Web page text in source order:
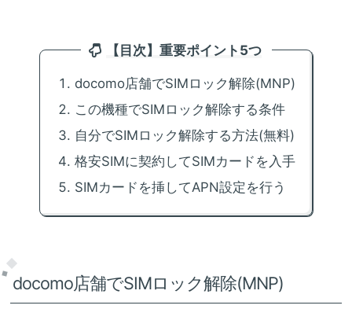
【目次】重要ポイント5つ
docomo店舗でSIMロック解除(MNP)
この機種でSIMロック解除する条件
自分でSIMロック解除する方法(無料)
格安SIMに契約してSIMカードを入手
SIMカードを挿してAPN設定を行う
docomo店舗でSIMロック解除(MNP)